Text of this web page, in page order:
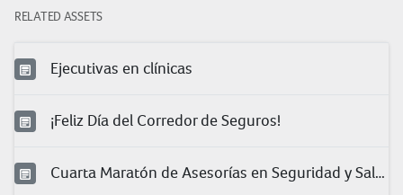
RELATED ASSETS
Ejecutivas en clínicas
¡Feliz Día del Corredor de Seguros!
Cuarta Maratón de Asesorías en Seguridad y Salud en el Trabajo